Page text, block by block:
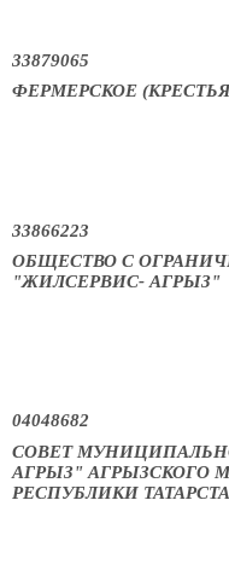
33879065
ФЕРМЕРСКОЕ
33866223
ОБЩЕСТВО С
"ЖИЛСЕРВИС- АГРЫЗ"
04048682
СОВЕТ
АГРЫЗ" АГРЫЗСКОГО
РЕСПУБЛИКИ